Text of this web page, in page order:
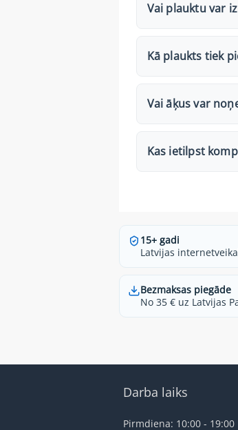
Vai plauktu var
Kā plaukts tiek
Vai āķus var
Kas ietilpst
15+ gadi
Latvijas
Bezmaksas piegāde
No 35 € uz Latvijas
Darba laiks
Pirmdiena: 10:00 - 19:00